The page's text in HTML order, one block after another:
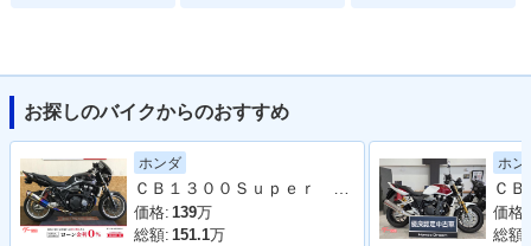
2023年 CB1300 SU
PER BOL D'OR・カ
ラーチェンジ
PER BOL D’OR SP
30th Anniversary・
特別・限定仕様
2023年 CB1300 SU
PER BOL D'OR S
P・カラーチェンジ
お探しのバイクからのおすすめ
ホンダ
価格: 139万
総額: 151.1万
ホン
価格:
総額: